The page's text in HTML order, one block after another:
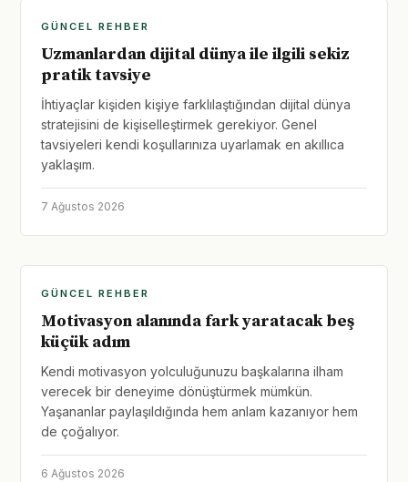
GÜNCEL REHBER
Uzmanlardan dijital dünya ile ilgili sekiz
pratik tavsiye
İhtiyaçlar kişiden kişiye farklılaştığından dijital dünya
stratejisini de kişiselleştirmek gerekiyor. Genel
tavsiyeleri kendi koşullarınıza uyarlamak en akıllıca
yaklaşım.
7 Ağustos 2026
GÜNCEL REHBER
Motivasyon alanında fark yaratacak beş
küçük adım
Kendi motivasyon yolculuğunuzu başkalarına ilham
verecek bir deneyime dönüştürmek mümkün.
Yaşananlar paylaşıldığında hem anlam kazanıyor hem
de çoğalıyor.
6 Ağustos 2026